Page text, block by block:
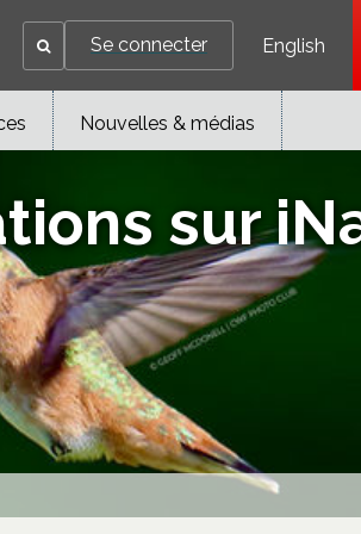
Se connecter English
Nouvelles & médias
sur